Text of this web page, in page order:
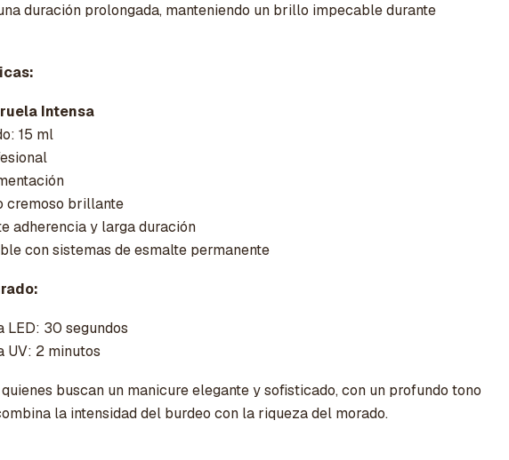
duración prolongada, manteniendo un brillo impecable durante
Intensa
15 ml
cremoso brillante
adherencia y larga duración
con sistemas de esmalte permanente
LED: 30 segundos
UV: 2 minutos
buscan un manicure elegante y sofisticado, con un profundo tono
la intensidad del burdeo con la riqueza del morado.